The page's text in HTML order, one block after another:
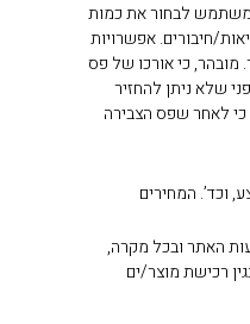
המשתמש לבחור את כמות
הצבירה ובהתאם לכך, יעודכן מחיר המוצר הסופי ויוצג למשתמש באתר עוד בטרם כניסתו לתהליך רכישת המוצר בפועל. רכישת פס צבירה באתר מותנית בהזמנת מינימום 3 יציאות/חיבורים. אפשרויות
כי אורכו של פס
שלא ניתן להחזיר
כי לאחר שפס הצבירה
וכד’. המחירים
האתר ובכל מקרה,
רכישת מוצר/ים